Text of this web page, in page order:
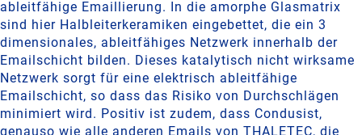
ableitfähige Emaillierung. In die amorphe Glasmatrix
sind hier Halbleiterkeramiken eingebettet, die ein 3
dimensionales, ableitfähiges Netzwerk innerhalb der
Emailschicht bilden. Dieses katalytisch nicht wirksame
Netzwerk sorgt für eine elektrisch ableitfähige
Emailschicht, so dass das Risiko von Durchschlägen
minimiert wird. Positiv ist zudem, dass Condusist,
genauso wie alle anderen Emails von THALETEC, die